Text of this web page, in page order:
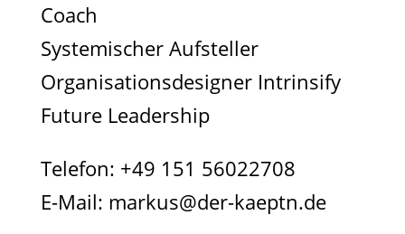
Coach
Systemischer Aufsteller
Organisationsdesigner Intrinsify
Future Leadership
Telefon: +49 151 56022708
E-Mail: markus@der-kaeptn.de